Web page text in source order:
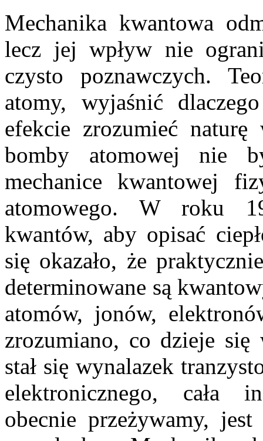
Mechanika kwantowa
lecz jej wpływ nie
czysto poznawczych.
atomy, wyjaśnić
efekcie zrozumieć naturę
bomby atomowej nie
mechanice kwantowej
atomowego. W roku
kwantów, aby opisać
się okazało, że
determinowane są
atomów, jonów,
zrozumiano, co dzieje się
stał się wynalazek
elektronicznego, cała
obecnie przeżywamy,